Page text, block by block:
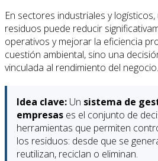
En sectores industriales y
residuos puede reducir
operativos y mejorar la eficiencia
cuestión ambiental, sino una
vinculada al rendimiento del negocio.
Idea clave: Un sistema de
empresas es el conjunto de
herramientas que permiten
los residuos: desde que se
reutilizan, reciclan o eliminan.